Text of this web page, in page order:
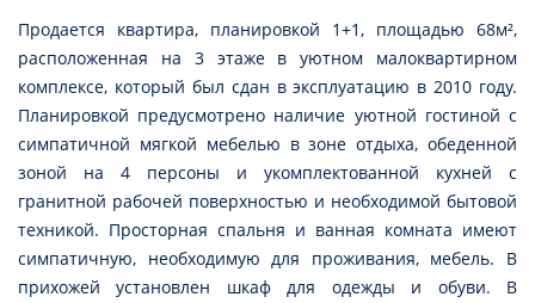
Продается квартира, планировкой 1+1, площадью 68м²,
расположенная на 3 этаже в уютном малоквартирном
комплексе, который был сдан в эксплуатацию в 2010 году.
Планировкой предусмотрено наличие уютной гостиной с
симпатичной мягкой мебелью в зоне отдыха, обеденной
зоной на 4 персоны и укомплектованной кухней с
гранитной рабочей поверхностью и необходимой бытовой
техникой. Просторная спальня и ванная комната имеют
симпатичную, необходимую для проживания, мебель. В
прихожей установлен шкаф для одежды и обуви. В